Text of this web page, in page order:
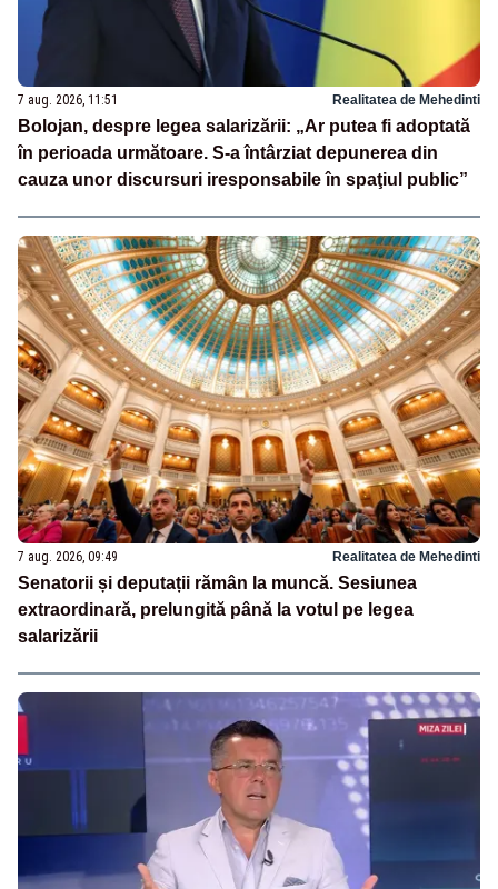
7 aug. 2026, 11:51 Realitatea de Mehedinti
Bolojan, despre legea salarizării: „Ar putea fi adoptată
în perioada următoare. S-a întârziat depunerea din
cauza unor discursuri iresponsabile în spaţiul public”
7 aug. 2026, 09:49 Realitatea de Mehedinti
Senatorii și deputații rămân la muncă. Sesiunea
extraordinară, prelungită până la votul pe legea
salarizării